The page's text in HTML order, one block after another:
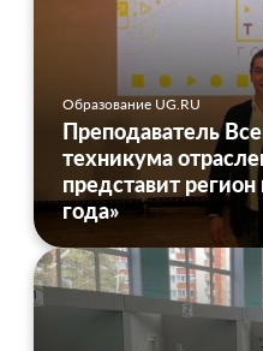
Образование UG.RU
Преподаватель
техникума
представит
года»